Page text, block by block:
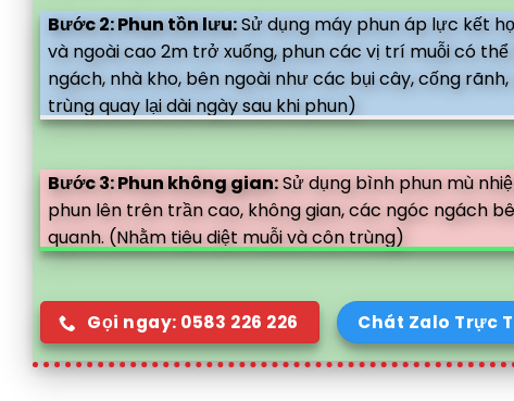
Bước 2: Phun tồn lưu:Sử dụng máy phun áp lực kết
và ngoài cao 2m trở xuống, phun các vị trí muỗi có
ngách, nhà kho, bên ngoài như các bụi cây, cống
trùng quay lại dài ngày sau khi phun)
Bước 3: Phun không gian:Sử dụng bình phun mù
phun lên trên trần cao, không gian, các ngóc ngách
quanh. (Nhằm tiêu diệt muỗi và côn trùng)
Gọi ngay: 0583 226 226 Chát Zalo Trực